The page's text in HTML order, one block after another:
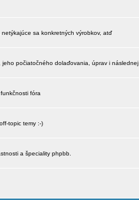
sa konkretných výrobkov, atď
počiatočného dolaďovania, úprav i
fóra
topic temy :-)
a špeciality phpbb.